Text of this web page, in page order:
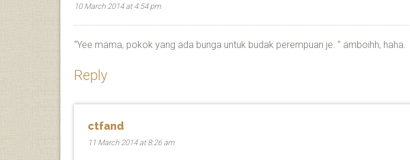
10 March 2014 at 4:54 pm
“Yee mama, pokok yang ada bunga untuk budak perempuan je. ” amboihh, haha.
Reply
ctfand
11 March 2014 at 8:26 am